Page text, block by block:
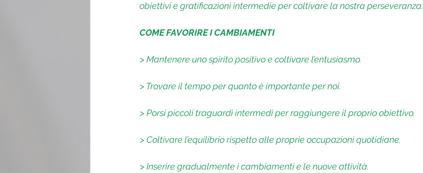
obiettivi e gratificazioni intermedie per coltivare la nostra perseveranza.
COME FAVORIRE I CAMBIAMENTI
> Mantenere uno spirito positivo e coltivare l’entusiasmo.
> Trovare il tempo per quanto è importante per noi.
> Porsi piccoli traguardi intermedi per raggiungere il proprio obiettivo.
> Coltivare l’equilibrio rispetto alle proprie occupazioni quotidiane.
> Inserire gradualmente i cambiamenti e le nuove attività.